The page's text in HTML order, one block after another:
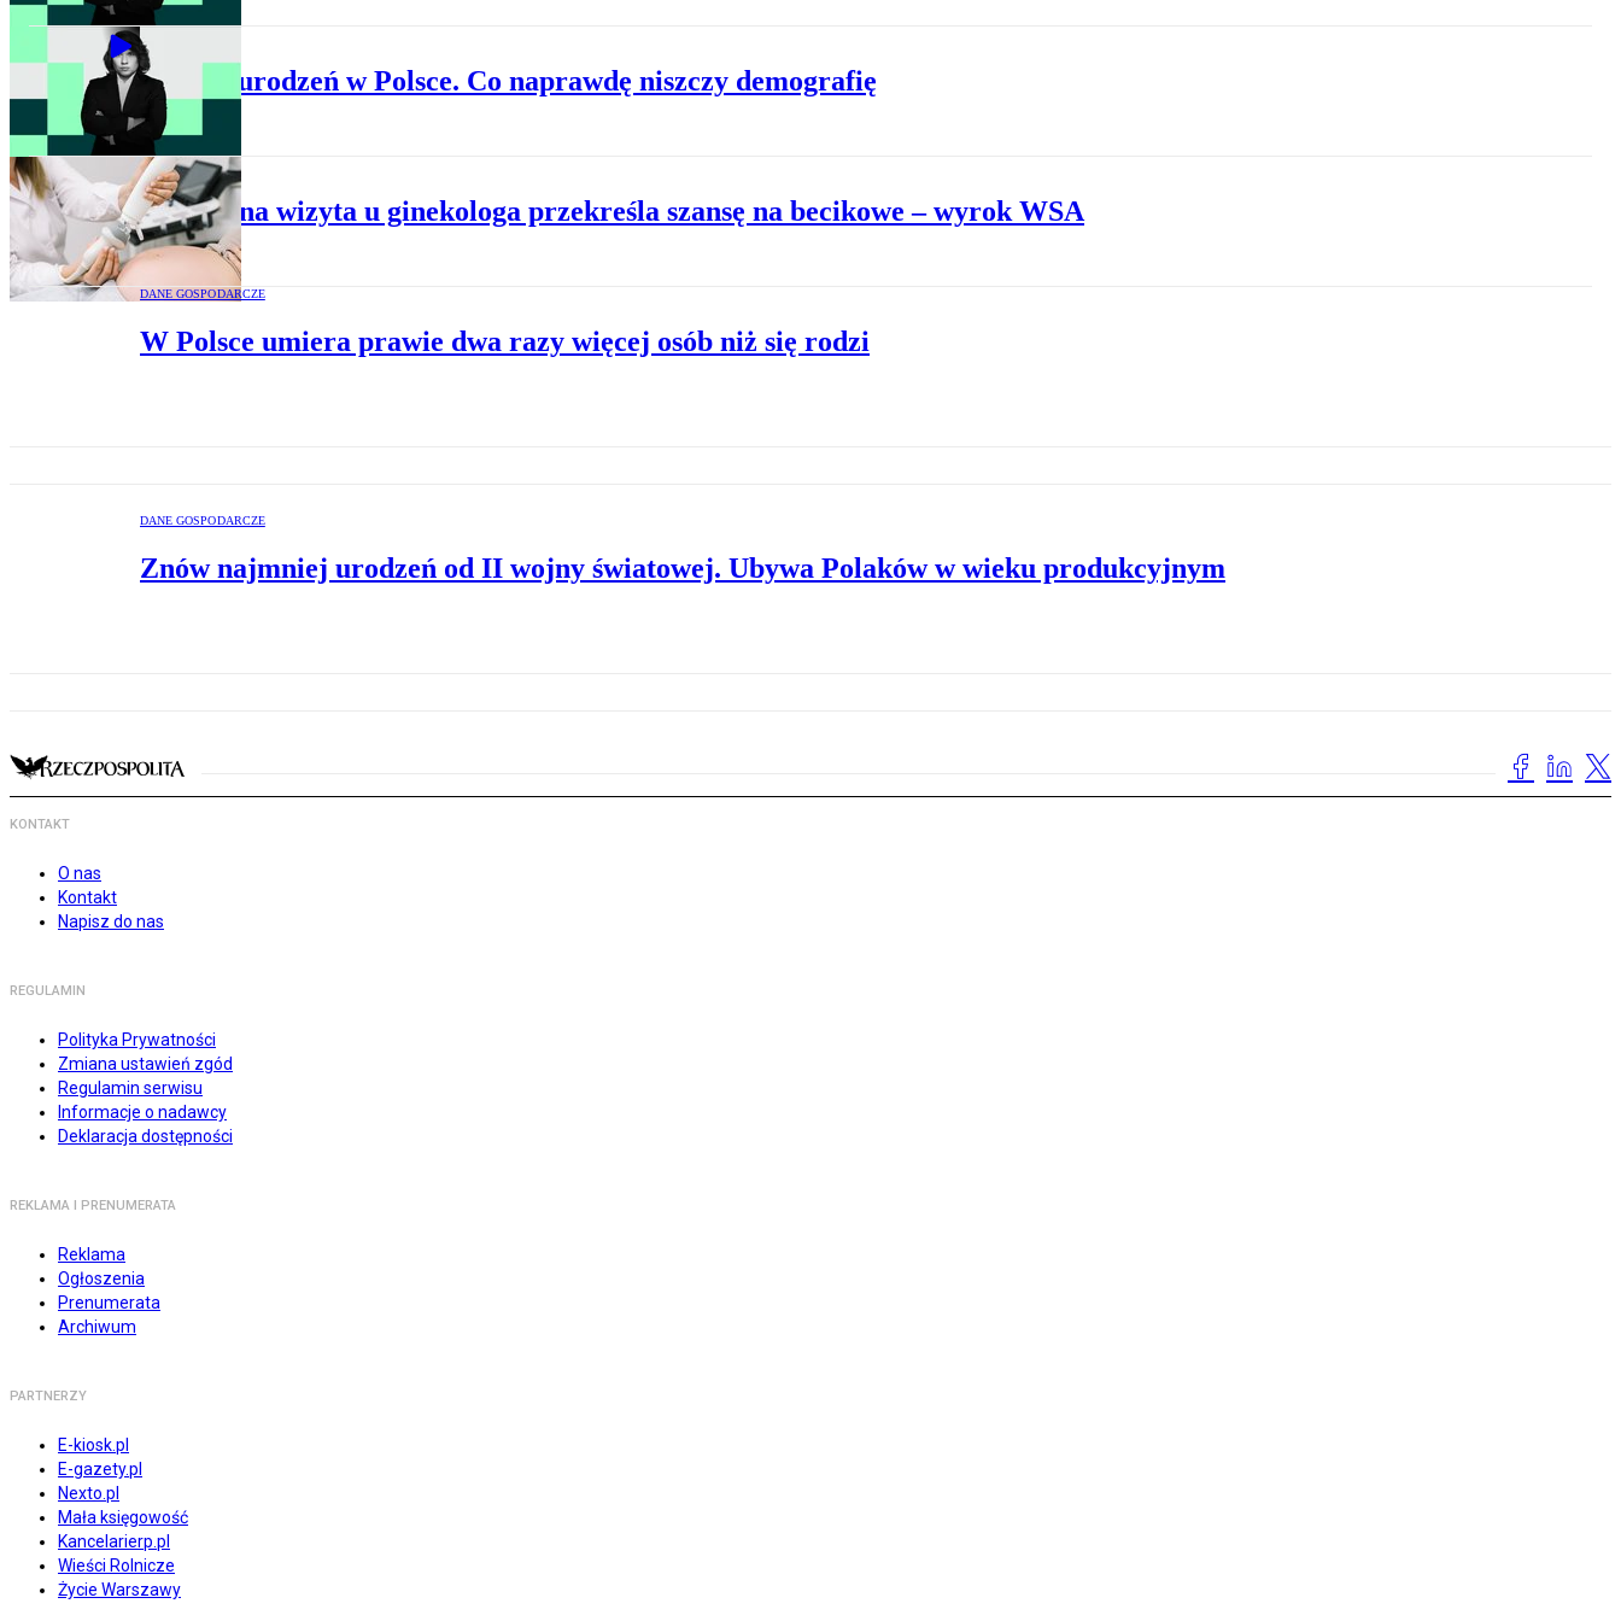
Spadek urodzeń w Polsce. Co naprawdę niszczy demografię
ADMINISTRACJA
Czy późna wizyta u ginekologa przekreśla szansę na becikowe – wyrok WSA
DANE GOSPODARCZE
W Polsce umiera prawie dwa razy więcej osób niż się rodzi
DANE GOSPODARCZE
Znów najmniej urodzeń od II wojny światowej. Ubywa Polaków w wieku produkcyjnym
KONTAKT
O nas
Kontakt
Napisz do nas
REGULAMIN
Polityka Prywatności
Zmiana ustawień zgód
Regulamin serwisu
Informacje o nadawcy
Deklaracja dostępności
REKLAMA I PRENUMERATA
Reklama
Ogłoszenia
Prenumerata
Archiwum
PARTNERZY
E-kiosk.pl
E-gazety.pl
Nexto.pl
Mała księgowość
Kancelarierp.pl
Wieści Rolnicze
Życie Warszawy